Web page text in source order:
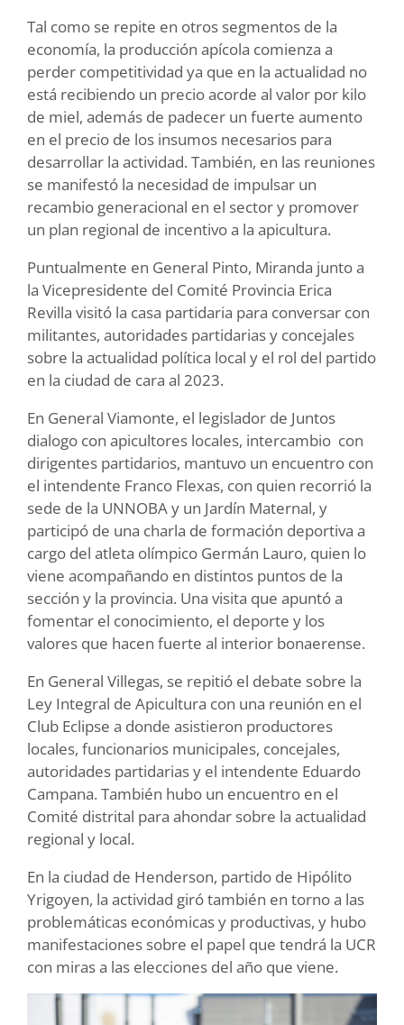
Tal como se repite en otros segmentos de la
economía, la producción apícola comienza a
perder competitividad ya que en la actualidad no
está recibiendo un precio acorde al valor por kilo
de miel, además de padecer un fuerte aumento
en el precio de los insumos necesarios para
desarrollar la actividad. También, en las reuniones
se manifestó la necesidad de impulsar un
recambio generacional en el sector y promover
un plan regional de incentivo a la apicultura.
Puntualmente en General Pinto, Miranda junto a
la Vicepresidente del Comité Provincia Erica
Revilla visitó la casa partidaria para conversar con
militantes, autoridades partidarias y concejales
sobre la actualidad política local y el rol del partido
en la ciudad de cara al 2023.
En General Viamonte, el legislador de Juntos
dialogo con apicultores locales, intercambio con
dirigentes partidarios, mantuvo un encuentro con
el intendente Franco Flexas, con quien recorrió la
sede de la UNNOBA y un Jardín Maternal, y
participó de una charla de formación deportiva a
cargo del atleta olímpico Germán Lauro, quien lo
viene acompañando en distintos puntos de la
sección y la provincia. Una visita que apuntó a
fomentar el conocimiento, el deporte y los
valores que hacen fuerte al interior bonaerense.
En General Villegas, se repitió el debate sobre la
Ley Integral de Apicultura con una reunión en el
Club Eclipse a donde asistieron productores
locales, funcionarios municipales, concejales,
autoridades partidarias y el intendente Eduardo
Campana. También hubo un encuentro en el
Comité distrital para ahondar sobre la actualidad
regional y local.
En la ciudad de Henderson, partido de Hipólito
Yrigoyen, la actividad giró también en torno a las
problemáticas económicas y productivas, y hubo
manifestaciones sobre el papel que tendrá la UCR
con miras a las elecciones del año que viene.